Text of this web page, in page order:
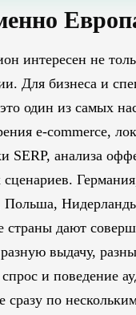
интересен не
Для бизнеса и
один из самых
e-commerce,
SERP, анализа
сценариев.
Польша,
страны дают
выдачу,
и поведение
сразу по